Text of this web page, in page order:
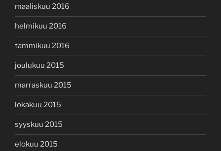
maaliskuu 2016
helmikuu 2016
tammikuu 2016
joulukuu 2015
marraskuu 2015
lokakuu 2015
syyskuu 2015
elokuu 2015